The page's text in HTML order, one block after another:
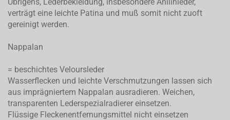
verträgt eine leichte Patina und muß somit nicht zuoft
gereinigt werden.
Nappalan
= beschichtes Veloursleder
Wasserflecken und leichte Verschmutzungen lassen sich
aus imprägniertem Nappalan ausradieren. Weichen,
transparenten Lederspezialradierer einsetzen.
Flüssige Fleckenentfernungsmittel nicht einsetzen